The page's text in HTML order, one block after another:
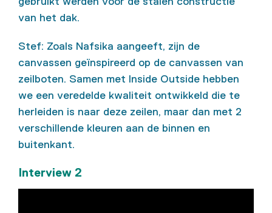
van het dak.
Stef: Zoals Nafsika aangeeft, zijn de
canvassen geïnspireerd op de canvassen van
zeilboten. Samen met Inside Outside hebben
we een veredelde kwaliteit ontwikkeld die te
herleiden is naar deze zeilen, maar dan met 2
verschillende kleuren aan de binnen en
buitenkant.
Interview 2